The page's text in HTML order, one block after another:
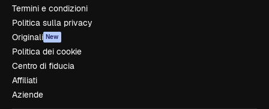
Termini e condizioni
Politica sulla privacy
Originali New
Politica dei cookie
Centro di fiducia
Affiliati
Aziende